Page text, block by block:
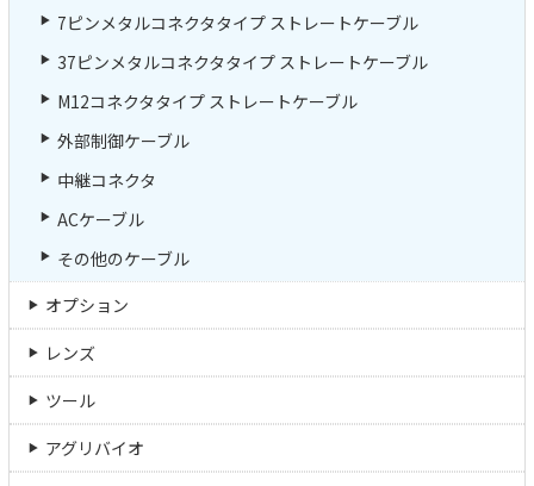
7ピンメタルコネクタタイプ ストレートケーブル
37ピンメタルコネクタタイプ ストレートケーブル
M12コネクタタイプ ストレートケーブル
外部制御ケーブル
中継コネクタ
ACケーブル
その他のケーブル
オプション
レンズ
ツール
アグリバイオ